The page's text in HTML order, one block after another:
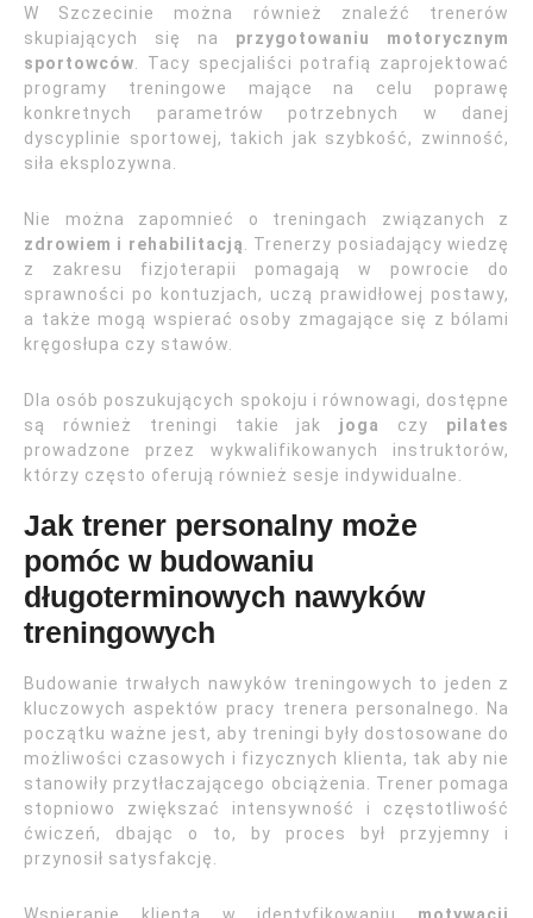
W Szczecinie można również znaleźć trenerów
skupiających się na przygotowaniu motorycznym
sportowców . Tacy specjaliści potrafią zaprojektować
programy treningowe mające na celu poprawę
konkretnych parametrów potrzebnych w danej
dyscyplinie sportowej, takich jak szybkość, zwinność,
siła eksplozywna.
Nie można zapomnieć o treningach związanych z
zdrowiem i rehabilitacją
. Trenerzy posiadający wiedzę
z zakresu fizjoterapii pomagają w powrocie do
sprawności po kontuzjach, uczą prawidłowej postawy,
a także mogą wspierać osoby zmagające się z bólami
kręgosłupa czy stawów.
Dla osób poszukujących spokoju i równowagi, dostępne
są również treningi takie jak joga czy pilates
prowadzone przez wykwalifikowanych instruktorów,
którzy często oferują również sesje indywidualne.
Jak trener personalny może
pomóc w budowaniu
długoterminowych nawyków
treningowych
Budowanie trwałych nawyków treningowych to jeden z
kluczowych aspektów pracy trenera personalnego. Na
początku ważne jest, aby treningi były dostosowane do
możliwości czasowych i fizycznych klienta, tak aby nie
stanowiły przytłaczającego obciążenia. Trener pomaga
stopniowo zwiększać intensywność i częstotliwość
ćwiczeń, dbając o to, by proces był przyjemny i
przynosił satysfakcję.